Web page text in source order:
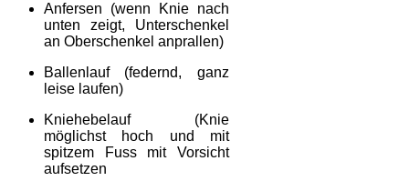
Anfersen (wenn Knie nach
unten zeigt, Unterschenkel
an Oberschenkel anprallen)
Ballenlauf (federnd, ganz
leise laufen)
Kniehebelauf (Knie
möglichst hoch und mit
spitzem Fuss mit Vorsicht
aufsetzen